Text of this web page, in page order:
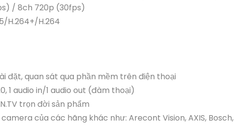
/ 8ch 720p (30fps)
H.264+/H.264
đặt, quan sát qua phần mềm trên điện thoại
1 audio in/1 audio out (đàm thoại)
trọn đời sản phẩm
của các hãng khác như: Arecont Vision, AXIS, Bosch,